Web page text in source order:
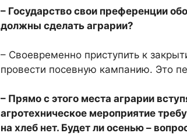
– Государство свои префе­ренции
должны сделать аграрии?
– Своевременно приступить к
провести посевную кампанию. Это
– Прямо с этого места агра­рии
агротехническое мероприятие
на хлеб нет. Будет ли осенью –